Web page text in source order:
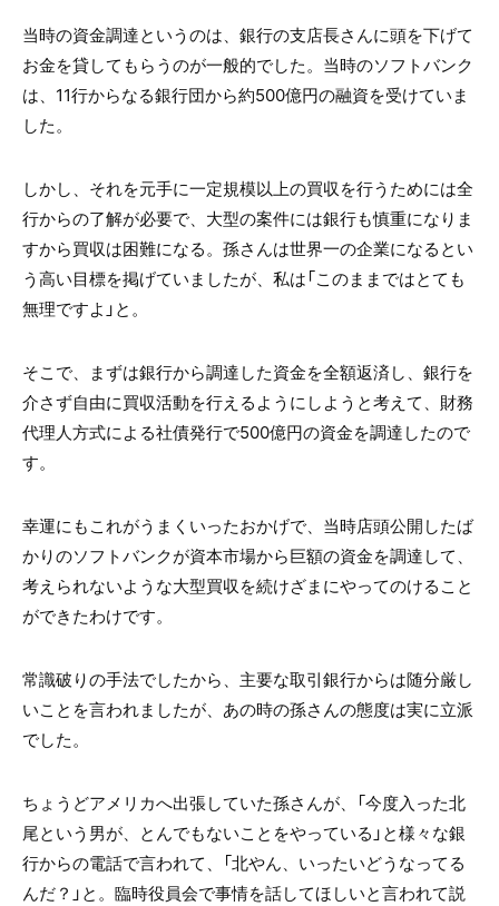
当時の資金調達というのは、銀行の支店長さんに頭を下げて
お金を貸してもらうのが一般的でした。当時のソフトバンク
は、 11行からなる銀行団から約500億円の融資を受けていま
した。
しかし、それを元手に一定規模以上の買収を行うためには全
行からの了解が必要で、大型の案件には銀行も慎重になりま
すから買収は困難になる。孫さんは世界一の企業になるとい
う高い目標を掲げていましたが、私は「このままではとても
無理ですよ」と。
そこで、まずは銀行から調達した資金を全額返済し、銀行を
介さず自由に買収活動を行えるようにしようと考えて、財務
代理人方式による社債発行で500億円の資金を調達したので
す。
幸運にもこれがうまくいったおかげで、当時店頭公開したば
かりのソフトバンクが資本市場から巨額の資金を調達して、
考えられないような大型買収を続けざまにやってのけること
ができたわけです。
常識破りの手法でしたから、主要な取引銀行からは随分厳し
いことを言われましたが、あの時の孫さんの態度は実に立派
でした。
ちょうどアメリカへ出張していた孫さんが、「今度入った北
尾という男が、とんでもないことをやっている」と様々な銀
行からの電話で言われて、「北やん、いったいどうなってる
んだ？」と。臨時役員会で事情を話してほしいと言われて説